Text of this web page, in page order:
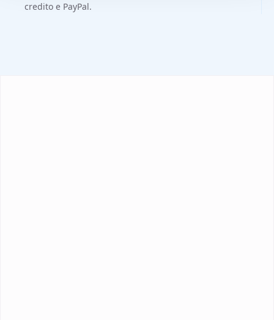
credito e PayPal.